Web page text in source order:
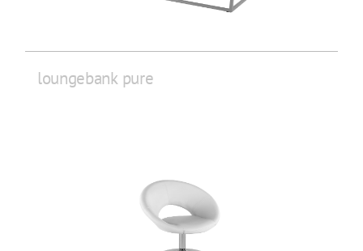
loungebank pure